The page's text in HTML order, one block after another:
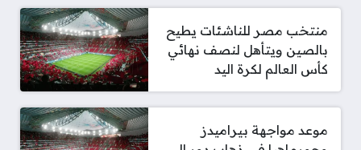
منتخب مصر للناشئات يطيح
بالصين ويتأهل لنصف نهائي
كأس العالم لكرة اليد
موعد مواجهة بيراميدز